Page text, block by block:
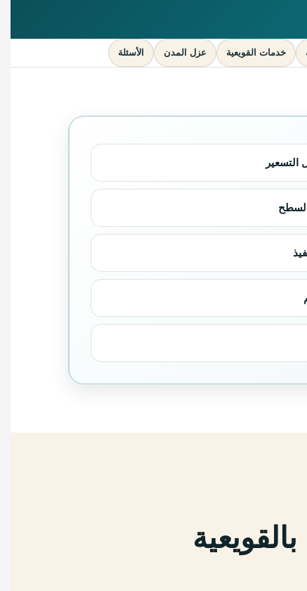
خدمات القويعية عزل المدن الأسئلة